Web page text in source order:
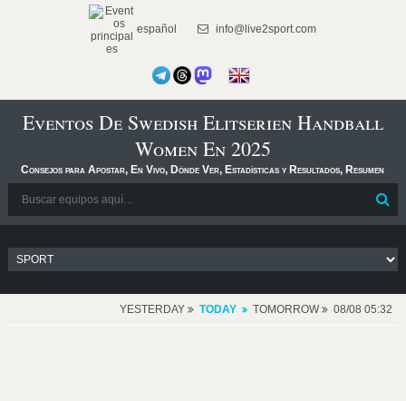
español info@live2sport.com
Eventos De Swedish Elitserien Handball
Women En 2025
Consejos para Apostar, En Vivo, Dónde Ver, Estadísticas y Resultados, Resumen
YESTERDAY TODAY TOMORROW 08/08 05:32